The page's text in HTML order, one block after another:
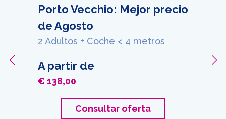
Porto Vecchio: Mejor precio
de Agosto
2 Adultos + Coche < 4 metros
A partir de
€ 138,00
Consultar oferta